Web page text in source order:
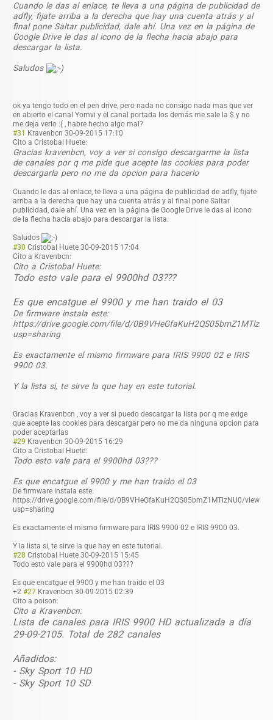
Cuando le das al enlace, te lleva a una página de publicidad de
adfly, fijate arriba a la derecha que hay una cuenta atrás y al
final pone Saltar publicidad, dale ahí. Una vez en la página de
Google Drive le das al icono de la flecha hacia abajo para
descargar la lista.
Saludos
ok ya tengo todo en el pen drive, pero nada no consigo nada mas que ver
en abierto el canal Yomvi y el canal portada los demás me sale la $ y no
me deja verlo :( , habre hecho algo mal?
#31 Kravenbcn 30-09-2015 17:10
Cito a Cristobal Huete:
Gracias kravenbcn, voy a ver si consigo descargarme la lista
de canales por q me pide que acepte las cookies para poder
descargarla pero no me da opcion para hacerlo
Cuando le das al enlace, te lleva a una página de publicidad de adfly, fijate
arriba a la derecha que hay una cuenta atrás y al final pone Saltar
publicidad, dale ahí. Una vez en la página de Google Drive le das al icono
de la flecha hacia abajo para descargar la lista.
Saludos
#30 Cristobal Huete 30-09-2015 17:04
Cito a Kravenbcn:
Cito a Cristobal Huete:
Todo esto vale para el 9900hd 03???
Es que encatgue el 9900 y me han traido el 03
De firmware instala este:
https://drive.google.com/file/d/
usp=sharing
Es exactamente el mismo firmware para IRIS 9900 02 e IRIS
9900 03.
Y la lista si, te sirve la que hay en este tutorial.
Gracias Kravenbcn , voy a ver si puedo descargar la lista por q me exige
que acepte las cookies para descargar pero no me da ninguna opcion para
poder aceptarlas
#29 Kravenbcn 30-09-2015 16:29
Cito a Cristobal Huete:
Todo esto vale para el 9900hd 03???
Es que encatgue el 9900 y me han traido el 03
De firmware instala este:
https://drive.google.com/file/d/0B9VHeGfaKuH2QS05bmZ1MTlzNU0/view?
usp=sharing
Es exactamente el mismo firmware para IRIS 9900 02 e IRIS 9900 03.
Y la lista si, te sirve la que hay en este tutorial.
#28 Cristobal Huete 30-09-2015 15:45
Todo esto vale para el 9900hd 03???
Es que encatgue el 9900 y me han traido el 03
+2 #27 Kravenbcn 30-09-2015 02:39
Cito a poison:
Cito a Kravenbcn:
Lista de canales para IRIS 9900 HD actualizada a día
29-09-2105. Total de 282 canales
Añadidos:
- Sky Sport 10 HD
- Sky Sport 10 SD